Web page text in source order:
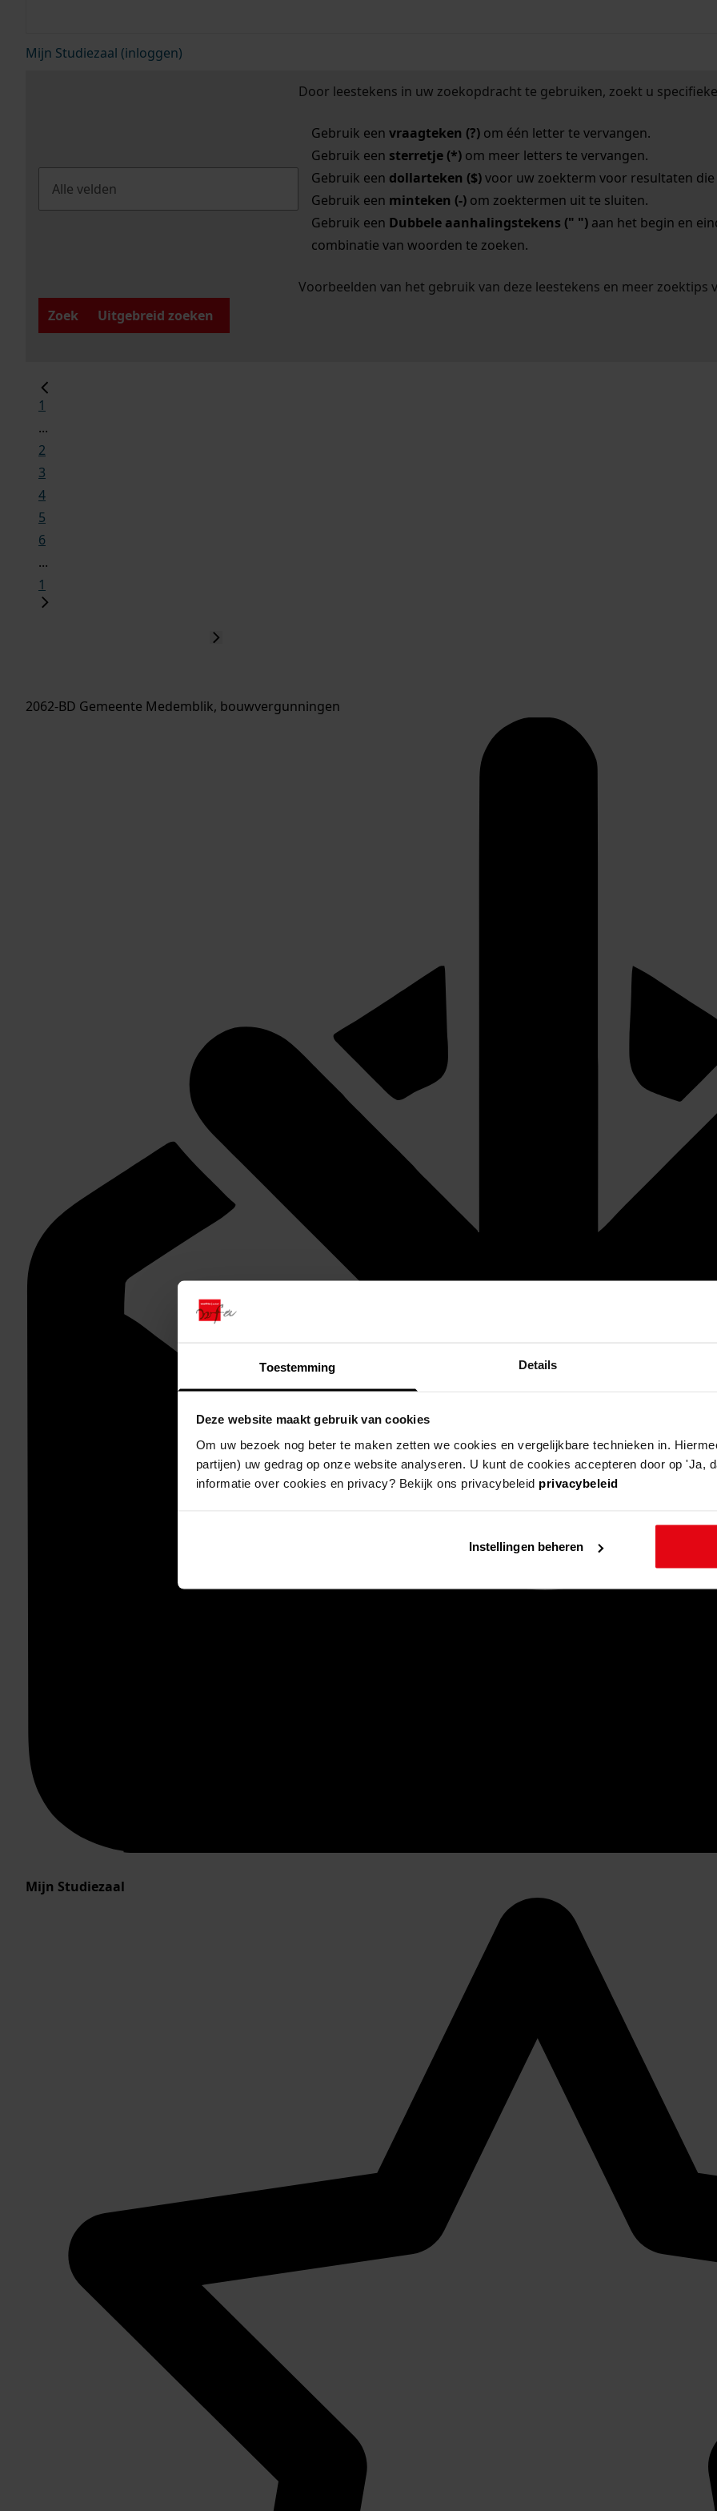
Toestemming Details
Deze website maakt gebruik van cookies
Om uw bezoek nog beter te maken zetten we cookies en vergelijkbare technieken in.
partijen) uw gedrag op onze website analyseren. U kunt de cookies accepteren door op 'Ja,
informatie over cookies en privacy? Bekijk ons privacybeleid privacybeleid
Instellingen beheren
Mijn Studiezaal (inloggen)
Door leestekens in uw zoekopdracht te gebruiken, zoekt u
Gebruik een vraagteken (?)om één letter te vervangen.
Gebruik een sterretje (*)om meer letters te vervangen.
Gebruik een dollarteken ($)voor uw zoekterm voor resultaten die
Gebruik een minteken (-)om zoektermen uit te sluiten.
Gebruik een Dubbele aanhalingstekens (" ")aan het begin en
combinatie van woorden te zoeken.
Voorbeelden van het gebruik van deze leestekens en meer zoektips
Zoek
Uitgebreid zoeken
1
...
2
3
4
5
6
...
1
2062-BD Gemeente Medemblik, bouwvergunningen
Mijn Studiezaal